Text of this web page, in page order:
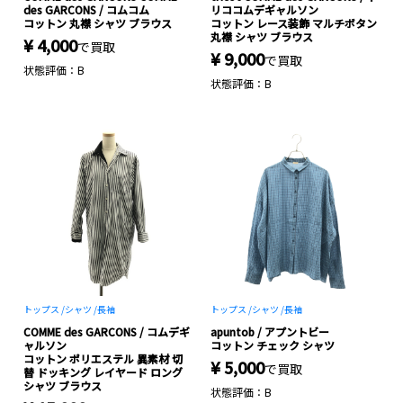
des GARCONS / コムコム
コットン 丸襟 シャツ ブラウス
¥ 4,000で買取
状態評価：B
リココムデギャルソン
コットン レース装飾 マルチボタン
丸襟 シャツ ブラウス
¥ 9,000で買取
状態評価：B
トップス /シャツ /長袖
COMME des GARCONS / コムデギ
ャルソン
コットン ポリエステル 異素材 切
替 ドッキング レイヤード ロング
シャツ ブラウス
トップス /シャツ /長袖
apuntob / アプントビー
コットン チェック シャツ
¥ 5,000で買取
状態評価：B